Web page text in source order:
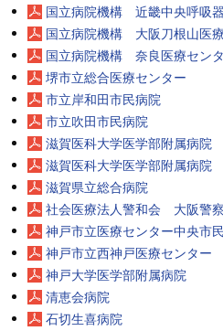
国立病院機構 近畿中央呼吸
国立病院機構 大阪刀根山医
国立病院機構 奈良医療セン
堺市立総合医療センター
市立岸和田市民病院
市立吹田市民病院
滋賀医科大学医学部附属病院
滋賀医科大学医学部附属病院
滋賀県立総合病院
社会医療法人警和会 大阪警
神戸市立医療センター中央市
神戸市立西神戸医療センター
神戸大学医学部附属病院
清恵会病院
石切生喜病院